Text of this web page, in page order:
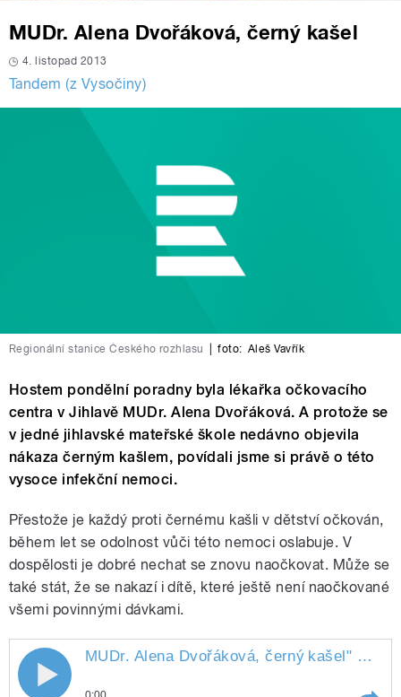
MUDr. Alena Dvořáková, černý kašel
4. listopad 2013
Tandem (z Vysočiny)
Regionální stanice Českého rozhlasu foto: Aleš Vavřík
Hostem pondělní poradny byla lékařka očkovacího
centra v Jihlavě MUDr. Alena Dvořáková. A protože se
v jedné jihlavské mateřské škole nedávno objevila
nákaza černým kašlem, povídali jsme si právě o této
vysoce infekční nemoci.
Přestože je každý proti černému kašli v dětství očkován,
během let se odolnost vůči této nemoci oslabuje. V
dospělosti je dobré nechat se znovu naočkovat. Může se
také stát, že se nakazí i dítě, které ještě není naočkované
všemi povinnými dávkami.
MUDr. Alena Dvořáková, černý kašel" style="">